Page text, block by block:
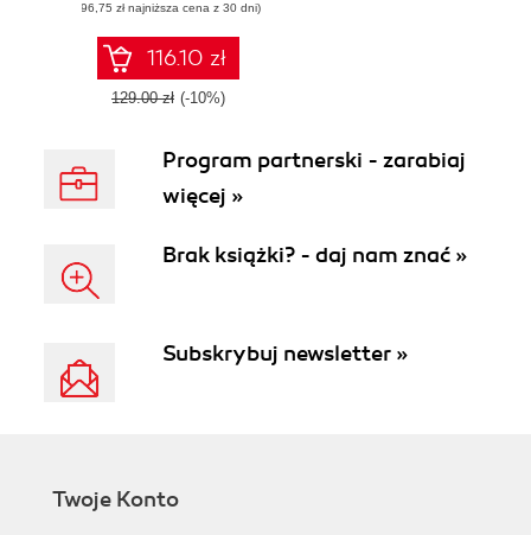
administering,
configuring, and
customizing
Salesforce CRM
(96,75 zł najniższa cena z 30 dni)
116.10 zł
129.00 zł (-10%)
Program partnerski - zarabiaj
więcej »
Brak książki? - daj nam znać »
Subskrybuj newsletter »
Twoje Konto